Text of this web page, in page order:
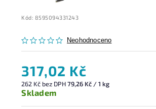
Kód: 8595094331243
Neohodnoceno
317,02 Kč
262 Kč bez DPH79,26 Kč / 1 kg
Skladem